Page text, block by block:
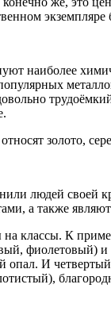
наиболее
золото,
людей своей
а также
классы. К
фиолетовый)
И